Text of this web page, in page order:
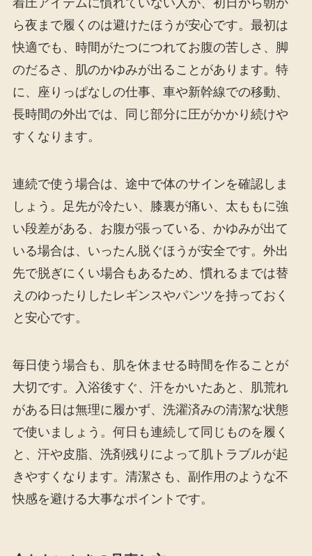
着圧アイテムに慣れていない人が、初日から朝か
ら夜まで履くのは避けたほうが安心です。最初は
快適でも、時間がたつにつれてお腹の苦しさ、脚
のだるさ、肌のかゆみが出ることがあります。特
に、座りっぱなしの仕事、車や新幹線での移動、
長時間の外出では、同じ部分に圧がかかり続けや
すくなります。
連続で使う場合は、途中で体のサインを確認しま
しょう。足先が冷たい、膝裏が痛い、太ももに強
い段差がある、お腹が張っている、かゆみが出て
いる場合は、いったん脱ぐほうが安全です。外出
先で脱ぎにくい場合もあるため、慣れるまでは替
えのゆったりしたレギンスやパンツを持っておく
と安心です。
毎日使う場合も、肌を休ませる時間を作ることが
大切です。入浴後すぐ、汗をかいたあと、肌荒れ
がある日は無理に履かず、洗濯済みの清潔な状態
で使いましょう。何日も連続して同じものを履く
と、汗や皮脂、洗剤残りによって肌トラブルが起
きやすくなります。清潔さも、副作用のような不
快感を避ける大事なポイントです。